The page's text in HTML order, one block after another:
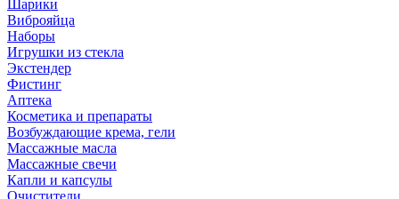
Шарики
Виброяйца
Наборы
Игрушки из стекла
Экстендер
Фистинг
Аптека
Косметика и препараты
Возбуждающие крема, гели
Массажные масла
Массажные свечи
Капли и капсулы
Очистители